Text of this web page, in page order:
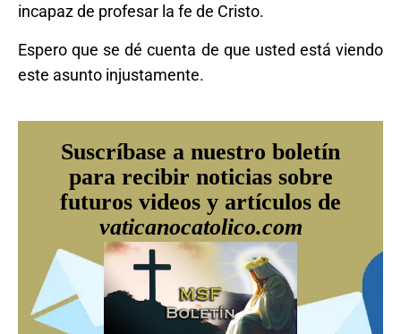
incapaz de profesar la fe de Cristo.
Espero que se dé cuenta de que usted está viendo
este asunto injustamente.
Suscríbase a nuestro boletín
para recibir noticias sobre
futuros videos y artículos de
vaticanocatolico.com